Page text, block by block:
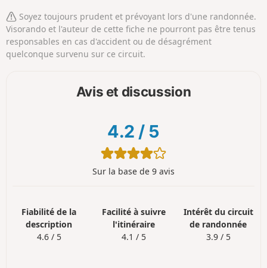
Soyez toujours prudent et prévoyant lors d'une randonnée.
Visorando et l'auteur de cette fiche ne pourront pas être tenus
responsables en cas d'accident ou de désagrément
quelconque survenu sur ce circuit.
Avis et discussion
4.2 / 5
Sur la base de 9 avis
Fiabilité de la
description
4.6 / 5
Facilité à suivre
l'itinéraire
4.1 / 5
Intérêt du circuit
de randonnée
3.9 / 5